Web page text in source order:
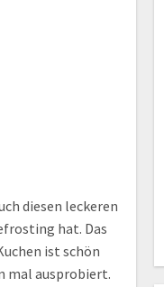
diesen leckeren
hat. Das
ist schön
mal ausprobiert.